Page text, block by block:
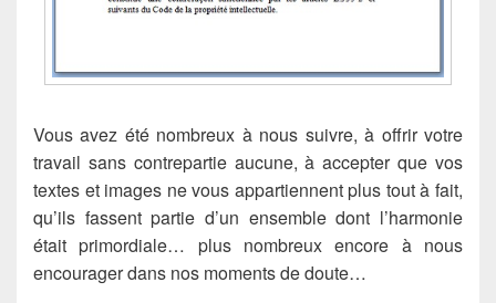
Vous avez été nombreux à nous suivre, à offrir votre
travail sans contrepartie aucune, à accepter que vos
textes et images ne vous appartiennent plus tout à fait,
qu’ils fassent partie d’un ensemble dont l’harmonie
était primordiale… plus nombreux encore à nous
encourager dans nos moments de doute…